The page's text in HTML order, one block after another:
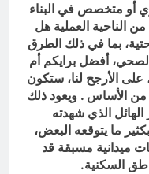
أو متخصص في البناء
الناحية العملية هل
بما في ذلك الطرق
أفضل برايكم أم
على الأرجح لنا، ستكون
من الأساس . ويعود ذلك
الذي شهدته
ما يتوقعه البعض،
ميدانية مسبقة قد
السكنية.